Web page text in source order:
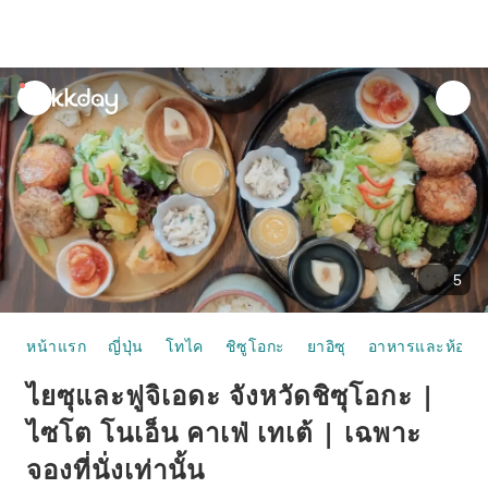
unread
notifications
5
หน้าแรก ญี่ปุ่น โทไค ชิซูโอกะ ยาอิซุ อาหารและห้องอ
ไยซุและฟูจิเอดะ จังหวัดชิซุโอกะ |
ไซโต โนเอ็น คาเฟ่ เทเต้ | เฉพาะ
จองที่นั่งเท่านั้น